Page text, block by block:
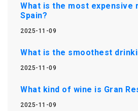
What is the most expensive
Spain?
2025-11-09
What is the smoothest
2025-11-09
What kind of wine is Gran
2025-11-09